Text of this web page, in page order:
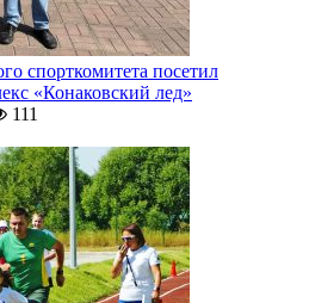
спорткомитета посетил
«Конаковский лед»
111